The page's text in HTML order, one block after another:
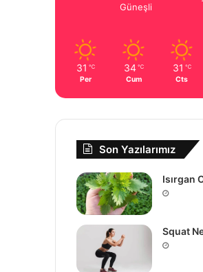
Güneşli
31 ℃
Per
34 ℃
Cum
31 ℃
Cts
Son Yazılarımız
Isırgan
Squat